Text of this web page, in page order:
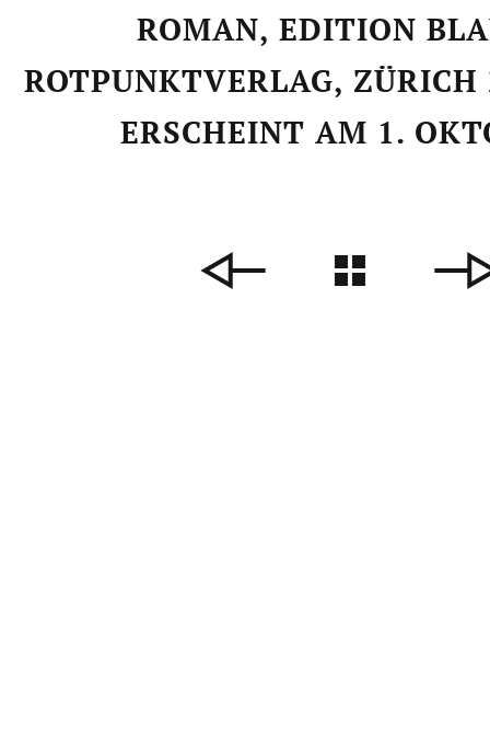
ROMAN, EDITION
ROTPUNKTVERLAG,
ERSCHEINT AM 1.